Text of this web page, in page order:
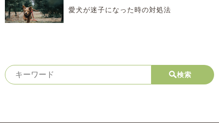
愛犬が迷子になった時の対処法
検索